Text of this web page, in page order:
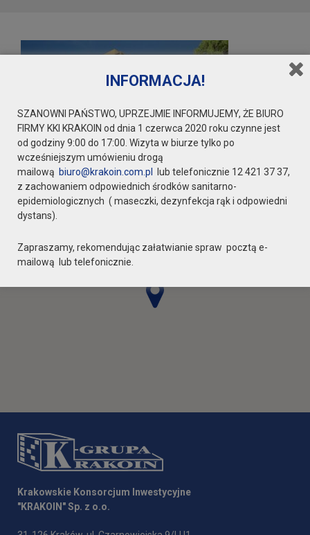
Krakowskie Konsorcjum Inwestycyjne
"KRAKOIN" Sp. z o.o.
INFORMACJA!
SZANOWNI PAŃSTWO, UPRZEJMIE INFORMUJEMY, ŻE BIURO
FIRMY KKI KRAKOIN od dnia 1 czerwca 2020 roku czynne jest
od godziny 9:00 do 17:00. Wizyta w biurze tylko po
wcześniejszym umówieniu drogą
mailową biuro@krakoin.com.pl
lub telefonicznie 12 421 37 37,
z zachowaniem odpowiednich środków sanitarno-
epidemiologicznych ( maseczki, dezynfekcja rąk i odpowiedni
dystans).
Zapraszamy, rekomendując załatwianie spraw pocztą e-
mailową lub telefonicznie.